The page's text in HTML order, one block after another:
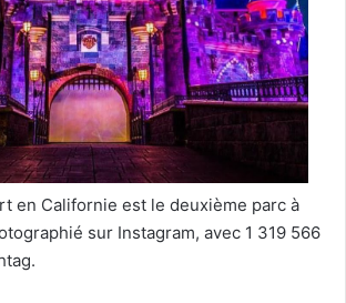
en Californie est le deuxième parc à
sur Instagram, avec 1 319 566